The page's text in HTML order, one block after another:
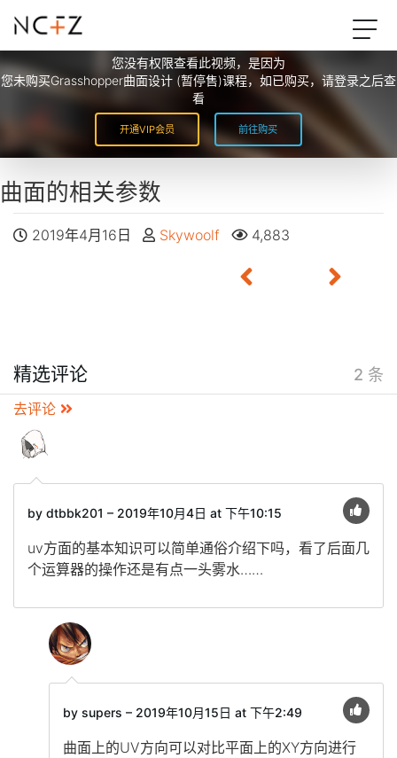
您没有权限查看此视频，是因为
您未购买Grasshopper曲面设计 (暂停售)课程，如已购买，请登录之后查
看
开通VIP会员 前往购买
曲面的相关参数
2019年4月16日 Skywoolf 4,883
精选评论 2 条
去评论
by dtbbk201 – 2019年10月4日 at 下午10:15
uv方面的基本知识可以简单通俗介绍下吗，看了后面几
个运算器的操作还是有点一头雾水……
by supers – 2019年10月15日 at 下午2:49
曲面上的UV方向可以对比平面上的XY方向进行